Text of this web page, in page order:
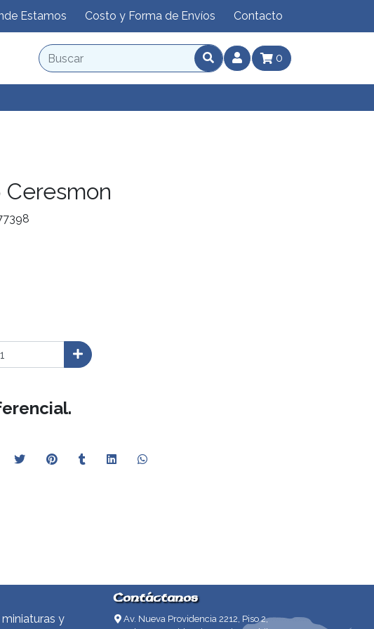
Estamos Costo y Forma de Envíos Contacto
0
Ceresmon
y
Contáctanos
Av. Nueva Providencia 2212, Piso 2,